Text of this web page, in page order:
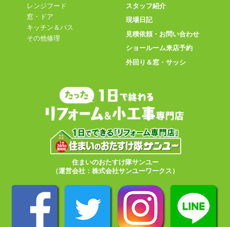
レンジフード
窓・ドア
キッチン＆バス
その他修理
スタッフ紹介
現場日記
見積依頼・お問い合わせ
ショールーム来店予約
外回り＆窓・サッシ
住まいのおたすけ隊サンユー
（運営会社：株式会社サンユーワークス）